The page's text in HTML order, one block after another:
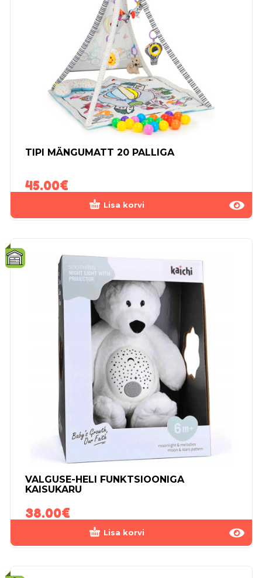
TIPI MÄNGUMATT 20 PALLIGA
45.00€
Lisa korvi
VALGUSE-HELI FUNKTSIOONIGA
KAISUKARU
38.00€
Lisa korvi